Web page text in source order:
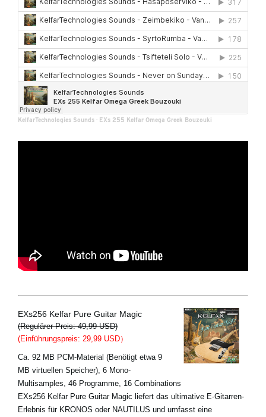
KelfarTechnologies Sounds · EXs 255 Kelfar Omega Greek Bouzouki
EXs256 Kelfar Pure Guitar Magic
(Regulärer Preis: 49,99 USD)
(Einführungspreis: 29,99 USD）
Ca. 92 MB PCM-Material (Benötigt etwa 9
MB virtuellen Speicher), 6 Mono-
Multisamples, 46 Programme, 16 Combinations
EXs256 Kelfar Pure Guitar Magic liefert das ultimative E-Gitarren-
Erlebnis für KRONOS oder NAUTILUS und umfasst eine